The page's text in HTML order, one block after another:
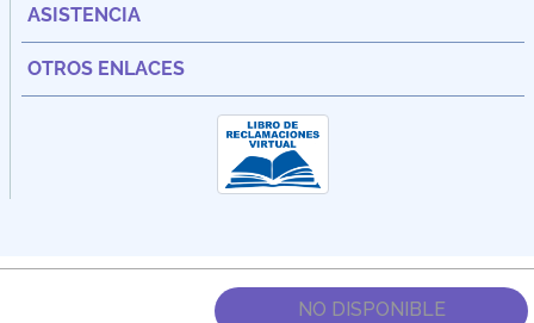
NO DISPONIBLE
ASISTENCIA
OTROS ENLACES